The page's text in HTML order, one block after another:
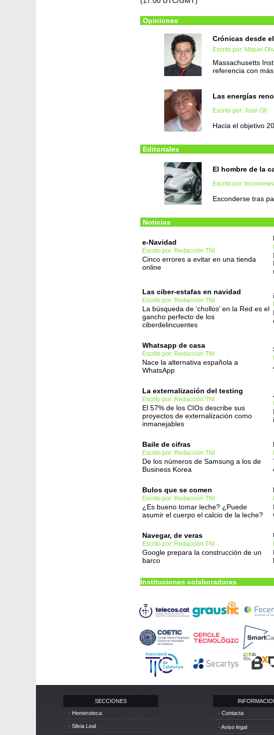
Opiniones
Crónicas desde
Escrito por: Miquel
Massachusetts
referencia con
Las energías
Escrito por: Joan Gil
Hacia el objetivo
Editoriales
El hombre de la
Escrito por: tecnonews
Esconderse tras
Noticias
e-Navidad
Escrito por: Redacción TNI
Cinco errores a evitar en una tienda
online
Las ciber-estafas en navidad
Escrito por: Redacción TNI
La búsqueda de ‘chollos’ en la Red es el
gancho perfecto de los
ciberdelincuentes
Whatsapp de casa
Escrito por: Redacción TNI
Nace la alternativa española a
WhatsApp
La externalización del testing
Escrito por: Redacción TNI
El 57% de los CIOs describe sus
proyectos de externalización como
inmanejables
Baile de cifras
Escrito por: Redacción TNI
De los números de Samsung a los de
Business Korea
Bulos que se comen
Escrito por: Redacción TNI
¿Es bueno tomar leche? ¿Puede
asumir el cuerpo el calcio de la leche?
Navegar, de veras
Escrito por: Redacción TNI
Google prepara la construcción de un
barco
Instituciones colaboradoras
SECCIONES
· Hemeroteca
· Silvia Leal
· Contacta
· Aviso legal